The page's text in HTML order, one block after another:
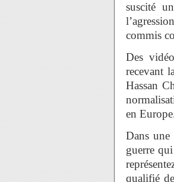
suscité
commis
Des
recevant
Hassan
en
Dans
guerre
qualifié